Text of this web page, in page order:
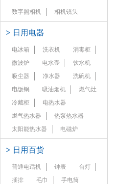
数字照相机 相机镜头
> 日用电器
电冰箱 洗衣机
消毒柜
微波炉
电水壶
饮水机
吸尘器
净水器
洗碗机
电饭锅
吸油烟机
燃气灶
冷藏柜
电热水器
燃气热水器
热泵热水器
太阳能热水器
电磁炉
> 日用百货
普通电话机 钟表
台灯
插排
毛巾
手电筒